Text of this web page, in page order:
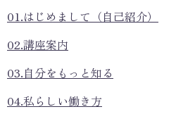
01.はじめまして（自己紹介）
02.講座案内
03.自分をもっと知る
04.私らしい働き方